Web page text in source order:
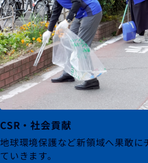
CSR・社会貢献
地球環境保護など新領域へ果敢に
ていきます。